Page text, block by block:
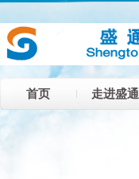
首页 走进盛通